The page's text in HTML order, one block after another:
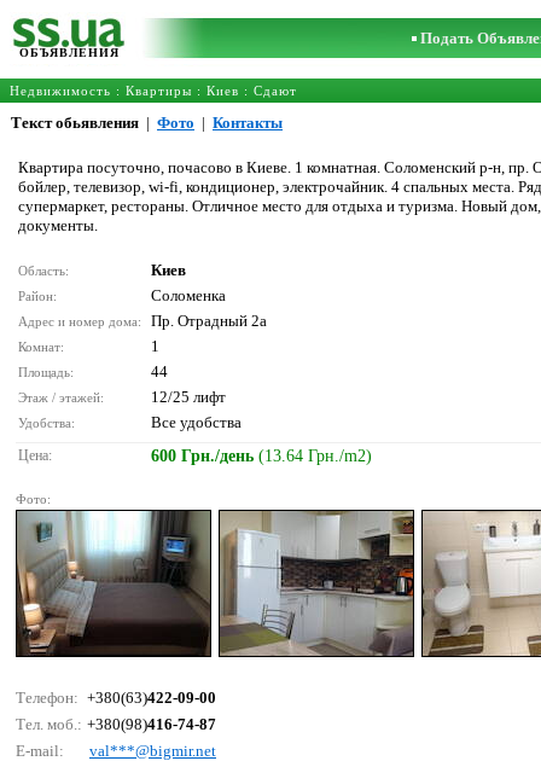
ОБЪЯВЛЕНИЯ
Подать
Недвижимость : Квартиры : Киев : Сдают
Текст обьявления | Фото | Контакты
Квартира посуточно, почасово в Киеве. 1 комнатная. Соломенский р-н,
бойлер, телевизор, wi-fi, кондиционер, электрочайник. 4 спальных
супермаркет, рестораны. Отличное место для отдыха и туризма. Новый
документы.
Область: Киев
Район: Соломенка
Адрес и номер дома: Пр. Отрадный 2а
Комнат: 1
Площадь: 44
Этаж / этажей: 12/25 лифт
Удобства: Все удобства
Цена: 600 Грн./день (13.64 Грн./m2)
Фото:
Телефон: +380(63)422-09-00
Тел. моб.: +380(98)416-74-87
E-mail:
vаl***@bigmir.nеt